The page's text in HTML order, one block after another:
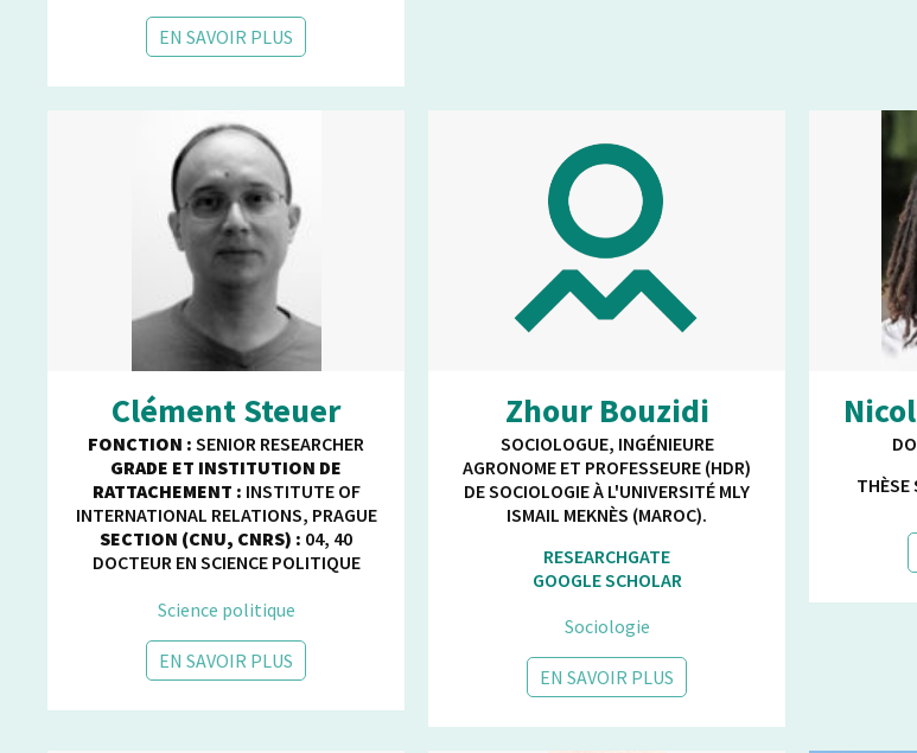
EN SAVOIR PLUS
Clément Steuer
FONCTION : SENIOR RESEARCHER
GRADE ET INSTITUTION DE
RATTACHEMENT : INSTITUTE OF
INTERNATIONAL RELATIONS, PRAGUE
SECTION (CNU, CNRS) : 04, 40
DOCTEUR EN SCIENCE POLITIQUE
Science politique
EN SAVOIR PLUS
Zhour Bouzidi
SOCIOLOGUE, INGÉNIEURE
AGRONOME ET PROFESSEURE (HDR)
DE SOCIOLOGIE À L'UNIVERSITÉ MLY
ISMAIL MEKNÈS (MAROC).
RESEARCHGATE
GOOGLE SCHOLAR
Sociologie
EN SAVOIR PLUS